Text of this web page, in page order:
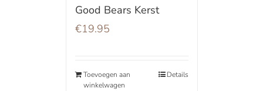
Good Bears Kerst
€19.95
Toevoegen aan
winkelwagen
Details